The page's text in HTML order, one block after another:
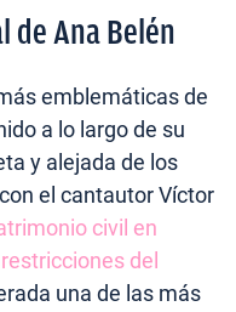
de Ana Belén
emblemáticas de
a lo largo de su
y alejada de los
el cantautor Víctor
civil en
del
una de las más